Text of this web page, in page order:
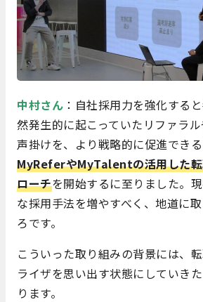
中村さん ：自社採用力を強化する
然発生的に起こっていたリファラ
声掛けを、より戦略的に促進できる
MyReferやMyTalentの活用した転
ローチを開始するに至りました。
な採用手法を増やすべく、地道に
ろです。
こういった取り組みの背景には、
ライザを思い出す状態にしていき
ります。